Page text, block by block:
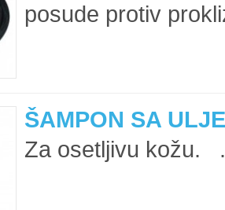
posude protiv
ŠAMPON SA
Za osetljivu kožu.